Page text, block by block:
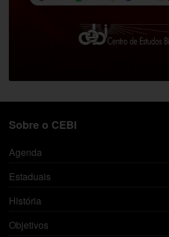
Sobre o CEBI
Agenda
Estaduais
História
Objetivos